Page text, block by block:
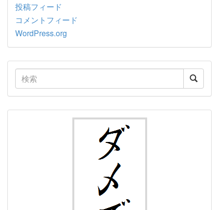
投稿フィード
コメントフィード
WordPress.org